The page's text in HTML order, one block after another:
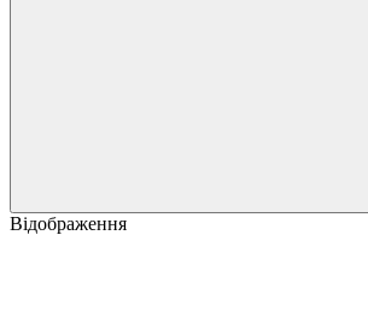
Відображення